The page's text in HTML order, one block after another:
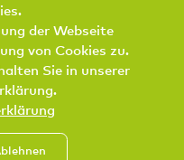
JOBS
der Webseite
von Cookies zu.
Sie in unserer